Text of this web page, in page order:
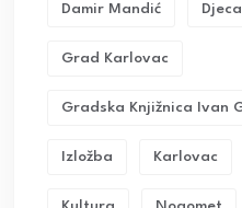
Damir Mandić Djeca
Grad Karlovac
Gradska Knjižnica Ivan
Izložba Karlovac